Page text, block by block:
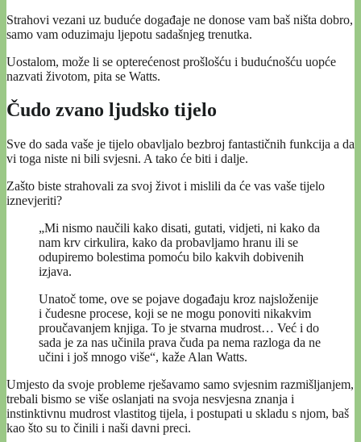
Strahovi vezani uz buduće događaje ne donose vam baš ništa dobro,
samo vam oduzimaju ljepotu sadašnjeg trenutka.
Uostalom, može li se opterećenost prošlošću i budućnošću uopće
nazvati životom, pita se Watts.
Čudo zvano ljudsko tijelo
Sve do sada vaše je tijelo obavljalo bezbroj fantastičnih funkcija a da
vi toga niste ni bili svjesni. A tako će biti i dalje.
Zašto biste strahovali za svoj život i mislili da će vas vaše tijelo
iznevjeriti?
„Mi nismo naučili kako disati, gutati, vidjeti, ni kako da
nam krv cirkulira, kako da probavljamo hranu ili se
odupiremo bolestima pomoću bilo kakvih dobivenih
izjava.
Unatoč tome, ove se pojave događaju kroz najsloženije
i čudesne procese, koji se ne mogu ponoviti nikakvim
proučavanjem knjiga. To je stvarna mudrost… Već i do
sada je za nas učinila prava čuda pa nema razloga da ne
učini i još mnogo više“, kaže Alan Watts.
Umjesto da svoje probleme rješavamo samo svjesnim razmišljanjem,
trebali bismo se više oslanjati na svoja nesvjesna znanja i
instinktivnu mudrost vlastitog tijela, i postupati u skladu s njom, baš
kao što su to činili i naši davni preci.